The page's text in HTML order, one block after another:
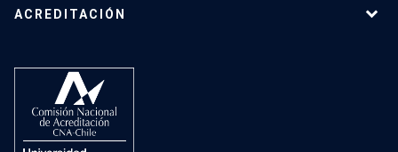
ACREDITACIÓN